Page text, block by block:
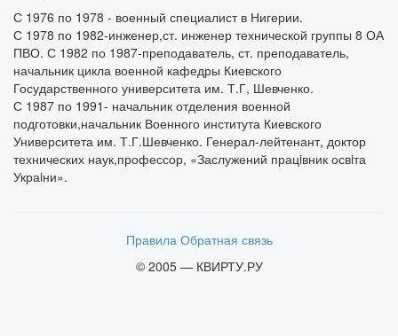
С 1976 по 1978 - военный специалист в Нигерии.
С 1978 по 1982-инженер,ст. инженер технической группы 8 ОА
ПВО. С 1982 по 1987-преподаватель, ст. преподаватель,
начальник цикла военной кафедры Киевского
Государственного университета им. Т.Г, Шевченко.
С 1987 по 1991- начальник отделения военной
подготовки,начальник Военного института Киевского
Университета им. Т.Г.Шевченко. Генерал-лейтенант, доктор
технических наук,профессор, «Заслужений працiвник освiта
Украiни».
Правила Обратная связь
© 2005 — КВИРТУ.РУ